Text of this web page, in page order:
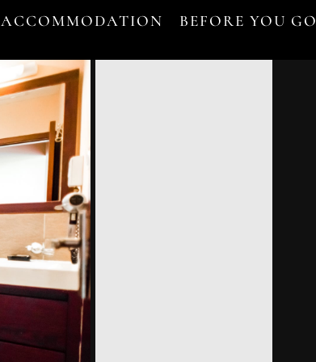
ACCOMMODATION BEFORE YOU GO